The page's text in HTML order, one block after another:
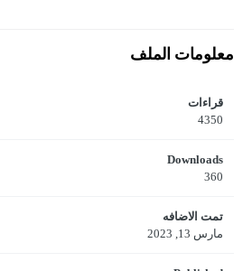
معلومات الملف
قراءات
4350
Downloads
360
تمت الاضافه
مارس 13, 2023